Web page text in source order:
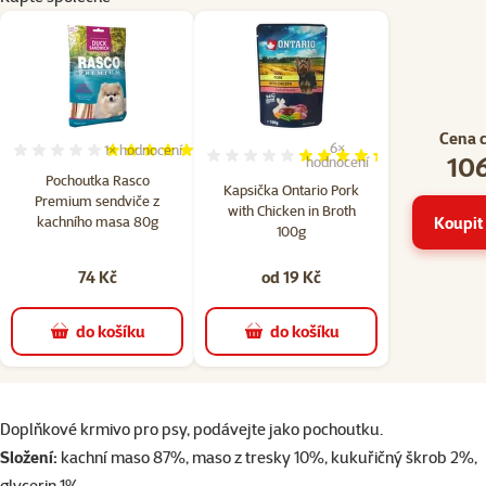
Pochoutka Rasco
Premium sendviče z
kachního masa 80g
Hodnocení 100%, počet hodnocení: 1
1×hodnocení
74 Kč
do košíku
Kapsička Ontario Pork
with Chicken in Broth
100g
Hodnocení 87%, počet
6×
hodnocení
od 19 Kč
do košíku
Cena
superzoo.product.detail.content
Doplňkové krmivo pro psy, podávejte jako pochoutku.
Složení: kachní maso 87%, maso z tresky 10%, kukuřičný škrob 2%,